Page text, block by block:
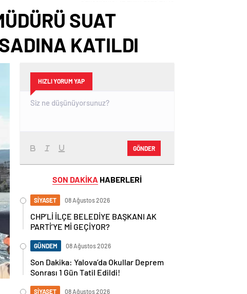
SUAT
KATILDI
HIZLI YORUM YAP
GÖNDER
SON DAKİKA HABERLERİ
SİYASET 08 Ağustos 2026
CHP’Lİ İLÇE BELEDİYE BAŞKANI AK
PARTİ’YE Mİ GEÇİYOR?
GÜNDEM 08 Ağustos 2026
Son Dakika: Yalova’da Okullar Deprem
Sonrası 1 Gün Tatil Edildi!
SİYASET 08 Ağustos 2026